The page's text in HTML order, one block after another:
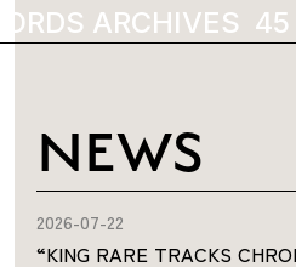
ARCHIVES
NEWS
2026-07-22
“KING RARE TRACKS